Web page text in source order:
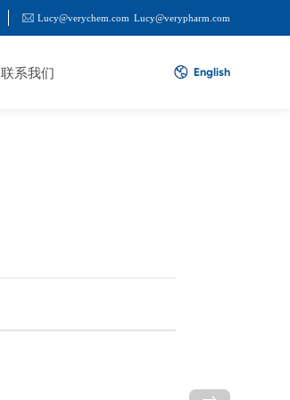
Lucy@verychem.com Lucy@verypharm.com
联系我们 English